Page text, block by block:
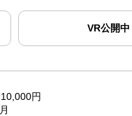
VR公開中
10,000円